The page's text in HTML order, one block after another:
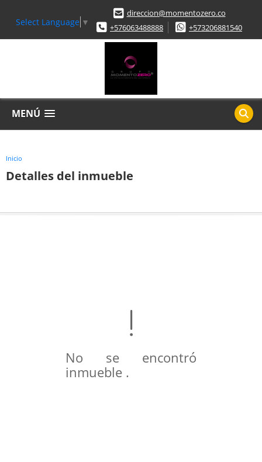
Select Language ▼
direccion@momentozero.co
+576063488888
+573206881540
MENÚ
Inicio
Detalles del inmueble
No se encontró
inmueble .